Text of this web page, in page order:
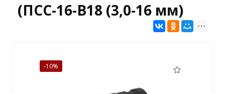
(ПСС-16-В18 (3,0-16 мм)
-10%